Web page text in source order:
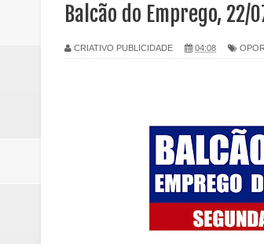
Agência do
Nova mistura de
Relatório
Renata
Moradores
Homem é
Balcão do Emprego, 22/
CRIATIVO PUBLICIDADE 04:08